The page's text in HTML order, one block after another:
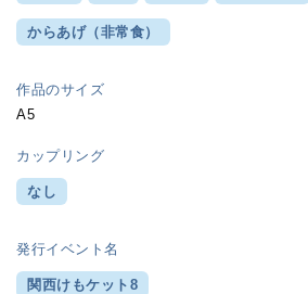
からあげ（非常食）
作品のサイズ
A5
カップリング
なし
発行イベント名
関西けもケット8